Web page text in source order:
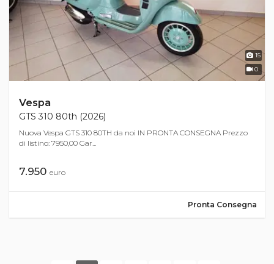
15
0
Vespa
GTS 310 80th (2026)
Nuova Vespa GTS 310 80TH da noi IN PRONTA CONSEGNA Prezzo
di listino: 7950,00 Gar...
7.950 euro
Pronta Consegna